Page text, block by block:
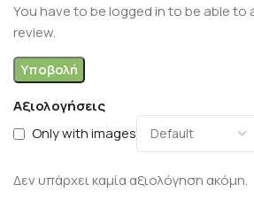
Αξιολογήσεις
Only with images
Δεν υπάρχει καμία αξιολόγηση ακόμη.
You have to be logged in to be able
review.